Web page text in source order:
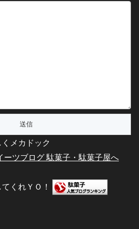
メカドック
くれＹＯ！